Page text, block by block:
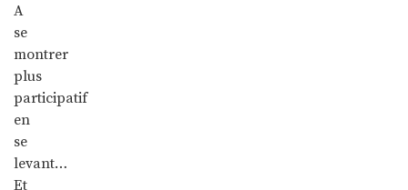
A
se
montrer
plus
participatif
en
se
levant…
Et